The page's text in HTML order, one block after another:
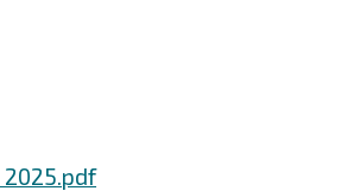
2025.pdf